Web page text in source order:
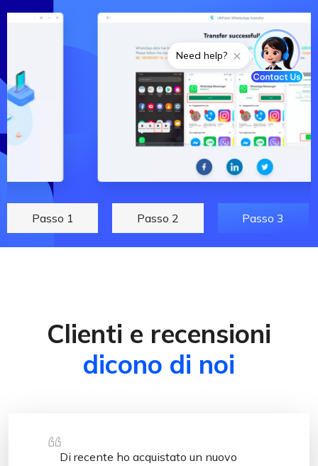
Passo 1 Passo 2 Passo 3
Clienti e recensioni
dicono di noi
Di recente ho acquistato un nuovo
Need help?